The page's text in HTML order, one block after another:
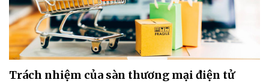
Trách nhiệm của sàn thương mại điện tử